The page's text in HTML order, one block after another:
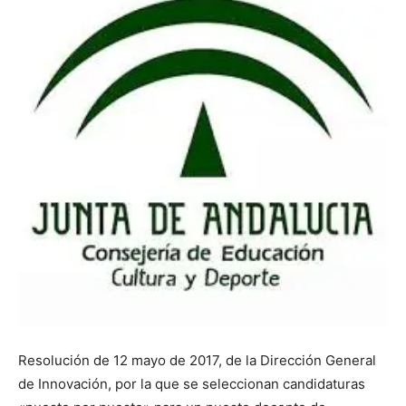
Resolución de 12 mayo de 2017, de la Dirección General
de Innovación, por la que se seleccionan candidaturas